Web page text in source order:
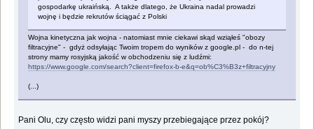
gospodarkę ukraińską. A także dlatego, że Ukraina nadal prowadzi
wojnę i będzie rekrutów ściągać z Polski
Wojna kinetyczna jak wojna - natomiast mnie ciekawi skąd wziąłeś "obozy
filtracyjne" - gdyż odsyłając Twoim tropem do wyników z google.pl - do n-tej
strony mamy rosyjską jakość w obchodzeniu się z ludźmi:
https://www.google.com/search?client=firefox-b-e&q=ob%C3%B3z+filtracyjny
(...)
Pani Olu, czy często widzi pani myszy przebiegające przez pokój?